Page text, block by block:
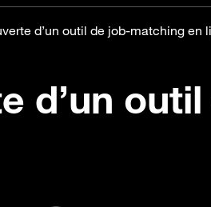
d’un outil de job-matching en
d’un